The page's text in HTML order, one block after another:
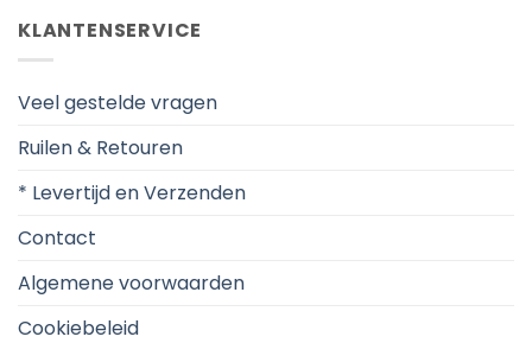
KLANTENSERVICE
Veel gestelde vragen
Ruilen & Retouren
* Levertijd en Verzenden
Contact
Algemene voorwaarden
Cookiebeleid